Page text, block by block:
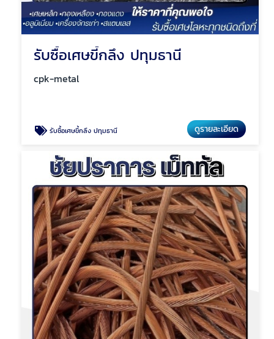
รับซื้อเศษขี้กลึง ปทุมธานี
cpk-metal
รับซื้อเศษขี้กลึง ปทุมธานี ดูรายละเอียด